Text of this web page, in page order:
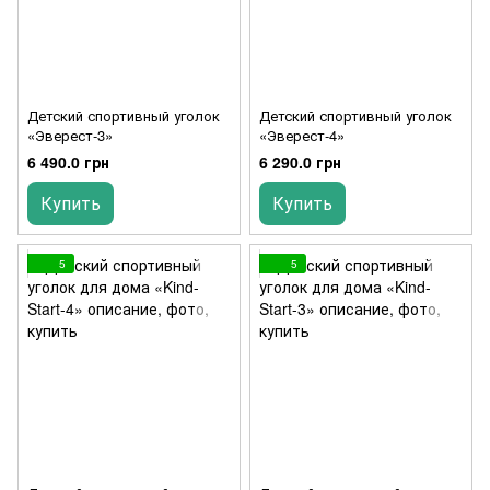
Детский спортивный уголок
«Эверест-3»
6 490.0 грн
Купить
Детский спортивный уголок
«Эверест-4»
6 290.0 грн
Купить
5 5